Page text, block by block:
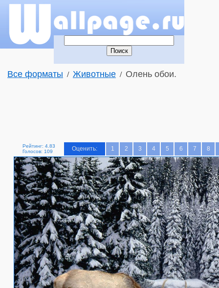
Все форматы / Животные / Олень обои.
Рейтинг: 4.83
Голосов: 109
Оценить: 1 2 3 4 5 6 7 8